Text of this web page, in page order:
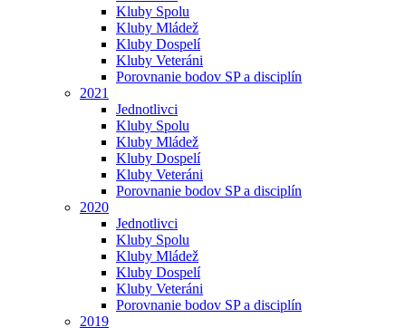
Kluby Spolu
Kluby Mládež
Kluby Dospelí
Kluby Veteráni
Porovnanie bodov SP a disciplín
2021
Jednotlivci
Kluby Spolu
Kluby Mládež
Kluby Dospelí
Kluby Veteráni
Porovnanie bodov SP a disciplín
2020
Jednotlivci
Kluby Spolu
Kluby Mládež
Kluby Dospelí
Kluby Veteráni
Porovnanie bodov SP a disciplín
2019